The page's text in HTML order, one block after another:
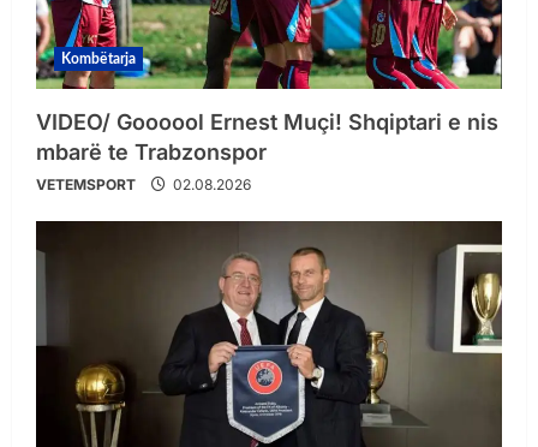
Kombëtarja
VIDEO/ Goooool Ernest Muçi! Shqiptari e nis
mbarë te Trabzonspor
VETEMSPORT 02.08.2026